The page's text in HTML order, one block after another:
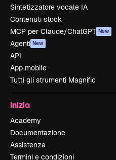
Sintetizzatore vocale IA
Contenuti stock
MCP per Claude/ChatGPT New
Agenti New
API
App mobile
Tutti gli strumenti Magnific
Inizia
Academy
Documentazione
Assistenza
Termini e condizioni